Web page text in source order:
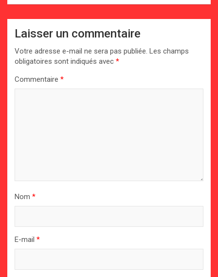
Laisser un commentaire
Votre adresse e-mail ne sera pas publiée. Les champs
obligatoires sont indiqués avec *
Commentaire *
Nom *
E-mail *